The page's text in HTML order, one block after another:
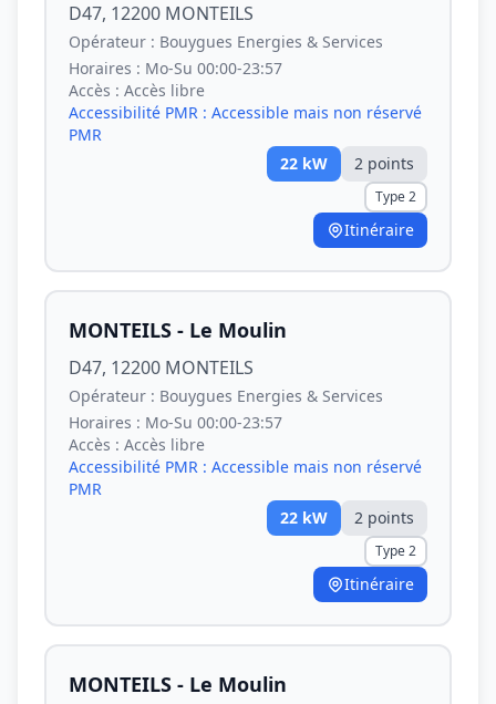
D47, 12200 MONTEILS
Opérateur : Bouygues Energies & Services
Horaires : Mo-Su 00:00-23:57
Accès : Accès libre
Accessibilité PMR : Accessible mais non réservé
PMR
22 kW 2 points
Type 2
Itinéraire
MONTEILS - Le Moulin
D47, 12200 MONTEILS
Opérateur : Bouygues Energies & Services
Horaires : Mo-Su 00:00-23:57
Accès : Accès libre
Accessibilité PMR : Accessible mais non réservé
PMR
22 kW 2 points
Type 2
Itinéraire
MONTEILS - Le Moulin